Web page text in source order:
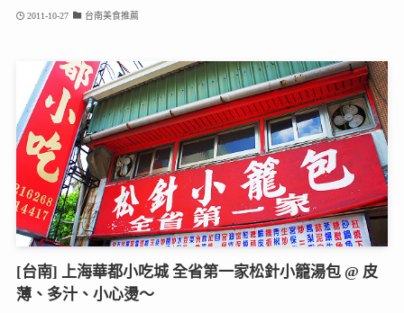
2011-10-27 台南美食推薦
[台南] 上海華都小吃城 全省第一家松針小籠湯包 @ 皮
薄、多汁、小心燙～